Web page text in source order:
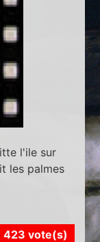
l'ile sur
les palmes
423 vote(s)